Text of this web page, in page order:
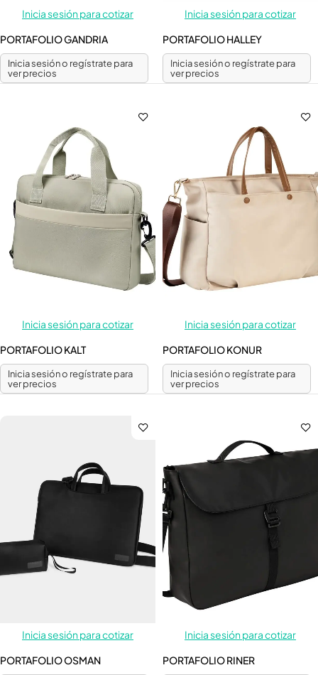
Inicia sesión para cotizar
PORTAFOLIO GANDRIA
Inicia sesión o regístrate para
ver precios
Inicia sesión para cotizar
PORTAFOLIO HALLEY
Inicia sesión o regístrate para
ver precios
Inicia sesión para cotizar
PORTAFOLIO KALT
Inicia sesión o regístrate para
ver precios
Inicia sesión para cotizar
PORTAFOLIO KONUR
Inicia sesión o regístrate para
ver precios
Inicia sesión para cotizar
PORTAFOLIO OSMAN
Inicia sesión para cotizar
PORTAFOLIO RINER